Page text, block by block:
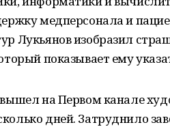
медперсонала и
Лукьянов изобразил
показывает ему
на Первом канале
дней. Затруднило